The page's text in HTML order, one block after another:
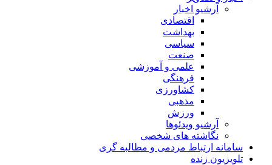
آرشیو اخبار
اقتصادی
بهداشت
سیاسی
صنعت
علمی و آموزشی
فرهنگی
کشاورزی
مذهبی
ورزش
آرشیو ویدئوها
نگاشته های شخصی
سامانه ارتباط مردمی و مطالبه گری
تلویزیون زنده